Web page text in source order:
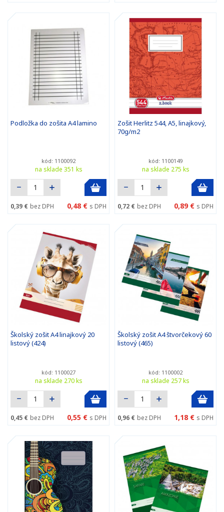
Podložka do zošita A4 lamino
kód: 1100092
na sklade 351 ks
0,39 € bez DPH 0,48 € s DPH
Zošit Herlitz 544, A5, linajkový,
70g/m2
kód: 1100149
na sklade 275 ks
0,72 € bez DPH 0,89 € s DPH
Školský zošit A4 linajkový 20
listový (424)
kód: 1100027
na sklade 270 ks
0,45 € bez DPH 0,55 € s DPH
Školský zošit A4 štvorčekový 60
listový (465)
kód: 1100002
na sklade 257 ks
0,96 € bez DPH 1,18 € s DPH